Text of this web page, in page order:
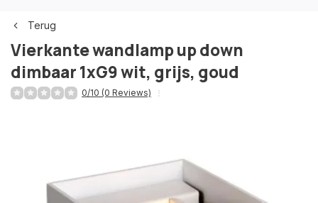
Terug
Vierkante wandlamp up down
dimbaar 1xG9 wit, grijs, goud
0/10 (0 Reviews)